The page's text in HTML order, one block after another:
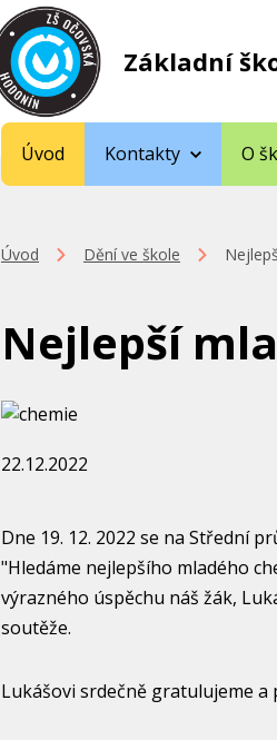
Základní
Úvod Kontakty O
Úvod Dění ve škole
Nejlepší
22.12.2022
Dne 19. 12. 2022 se na Střední
"Hledáme nejlepšího mladého
výrazného úspěchu náš žák,
soutěže.
Lukášovi srdečně gratulujeme a